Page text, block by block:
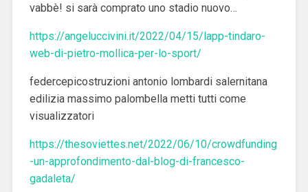
vabbè! si sarà comprato uno stadio nuovo…
https://angeluccivini.it/2022/04/15/lapp-tindaro-
web-di-pietro-mollica-per-lo-sport/
federcepicostruzioni antonio lombardi salernitana
edilizia massimo palombella metti tutti come
visualizzatori
https://thesoviettes.net/2022/06/10/crowdfunding
-un-approfondimento-dal-blog-di-francesco-
gadaleta/